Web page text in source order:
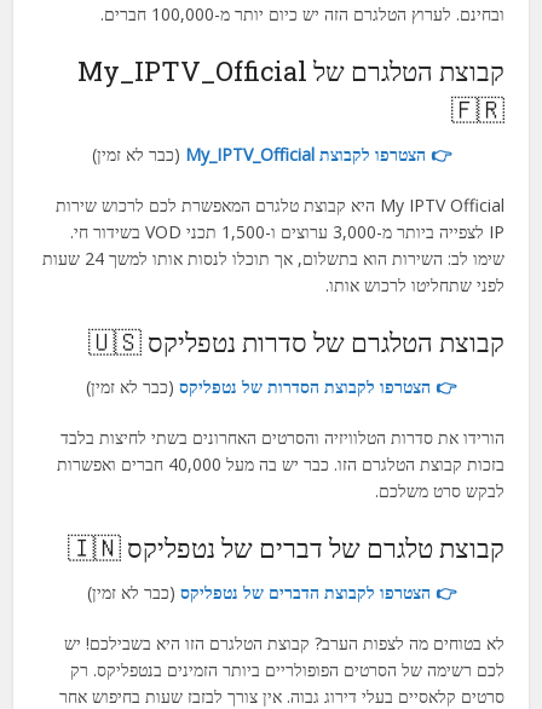
ובחינם. לערוץ הטלגרם הזה יש כיום יותר מ-100,000 חברים.
קבוצת הטלגרם של My_IPTV_Official
🇫🇷
👉 הצטרפו לקבוצת My_IPTV_Official (כבר לא זמין)
My IPTV Official היא קבוצת טלגרם המאפשרת לכם לרכוש שירות
IP לצפייה ביותר מ-3,000 ערוצים ו-1,500 תכני VOD בשידור חי.
שימו לב: השירות הוא בתשלום, אך תוכלו לנסות אותו למשך 24 שעות
לפני שתחליטו לרכוש אותו.
קבוצת הטלגרם של סדרות נטפליקס 🇺🇸
👉 הצטרפו לקבוצת הסדרות של נטפליקס (כבר לא זמין)
הורידו את סדרות הטלוויזיה והסרטים האחרונים בשתי לחיצות בלבד
בזכות קבוצת הטלגרם הזו. כבר יש בה מעל 40,000 חברים ואפשרות
לבקש סרט משלכם.
קבוצת טלגרם של דברים של נטפליקס 🇮🇳
👉 הצטרפו לקבוצת הדברים של נטפליקס (כבר לא זמין)
לא בטוחים מה לצפות הערב? קבוצת הטלגרם הזו היא בשבילכם! יש
לכם רשימה של הסרטים הפופולריים ביותר הזמינים בנטפליקס. רק
סרטים קלאסיים בעלי דירוג גבוה. אין צורך לבזבז שעות בחיפוש אחר